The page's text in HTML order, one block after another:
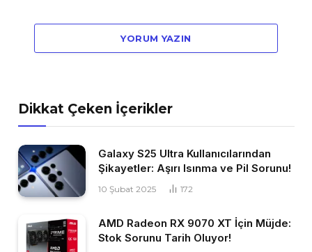
YORUM YAZIN
Dikkat Çeken İçerikler
Galaxy S25 Ultra Kullanıcılarından
Şikayetler: Aşırı Isınma ve Pil Sorunu!
10 Şubat 2025 172
AMD Radeon RX 9070 XT İçin Müjde:
Stok Sorunu Tarih Oluyor!